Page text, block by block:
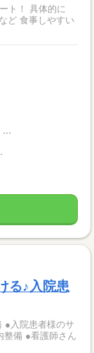
的に
る♪入院患
整備 ●看護師さん